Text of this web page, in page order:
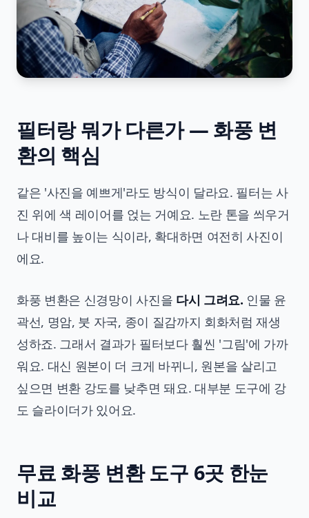
필터랑 뭐가 다른가 — 화풍 변
환의 핵심
같은 '사진을 예쁘게'라도 방식이 달라요. 필터는 사
진 위에 색 레이어를 얹는 거예요. 노란 톤을 씌우거
나 대비를 높이는 식이라, 확대하면 여전히 사진이
에요.
화풍 변환은 신경망이 사진을 다시 그려요. 인물 윤
곽선, 명암, 붓 자국, 종이 질감까지 회화처럼 재생
성하죠. 그래서 결과가 필터보다 훨씬 '그림'에 가까
워요. 대신 원본이 더 크게 바뀌니, 원본을 살리고
싶으면 변환 강도를 낮추면 돼요. 대부분 도구에 강
도 슬라이더가 있어요.
무료 화풍 변환 도구 6곳 한눈
비교